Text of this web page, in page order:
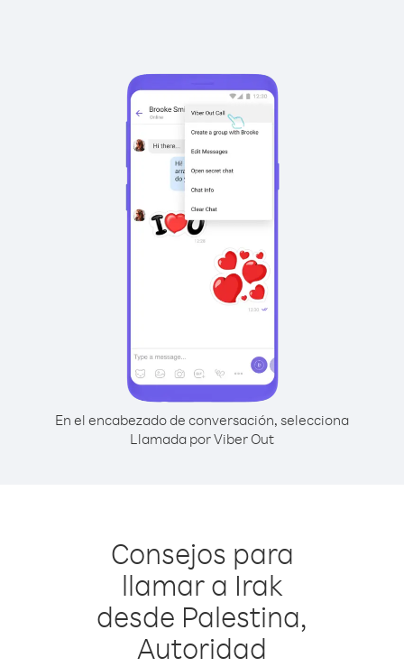
En el encabezado de conversación, selecciona
Llamada por Viber Out
Consejos para
llamar a Irak
desde Palestina,
Autoridad